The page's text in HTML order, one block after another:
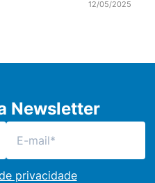
12/05/2025
Newsletter
privacidade